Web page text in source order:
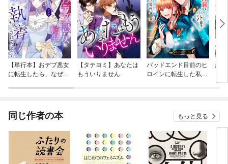
【単行本】おデブ悪女
に転生したら、なぜか
【タテヨミ】あなたは
もういりません
バッドエンド目前のヒ
ロインに転生した私、
結
同じ作者の本 もっと見る